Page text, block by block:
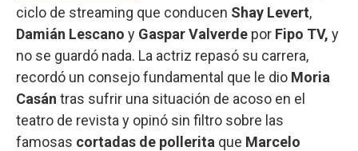
ciclo de streaming que conducen Shay Levert,
Damián Lescano y Gaspar Valverde por Fipo TV, y
no se guardó nada. La actriz repasó su carrera,
recordó un consejo fundamental que le dio Moria
Casán tras sufrir una situación de acoso en el
teatro de revista y opinó sin filtro sobre las
famosas cortadas de pollerita que Marcelo